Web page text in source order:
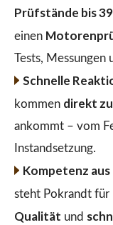
Prüfstände bis
einen
Tests,
Schnelle
kommen direkt
ankommt – vom
Instandsetzung.
Kompetenz
steht Pokrandt für
Qualität und